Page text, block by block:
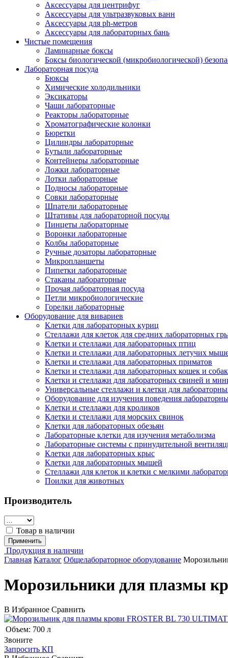
Аксессуары для центрифуг
Аксессуары для ультразвуковых ванн
Аксессуары для ph-метров
Аксессуары для лабораторных бань
Чистые помещения
Ламинарные боксы
Боксы биологической (микробиологической)
Лабораторная посуда
Бюксы
Химические холодильники
Эксикаторы
Чаши лабораторные
Реакторы лабораторные
Хроматографические колонки
Бюретки
Цилиндры лабораторные
Бутыли лабораторные
Контейнеры лабораторные
Ложки лабораторные
Лотки лабораторные
Подносы лабораторные
Совки лабораторные
Шпатели лабораторные
Штативы для лабораторной посуды
Пинцеты лабораторные
Воронки лабораторные
Колбы лабораторные
Ручные дозаторы лабораторные
Микропланшеты
Пипетки лабораторные
Стаканы лабораторные
Прочая лабораторная посуда
Петли микробиологические
Горелки лабораторные
Оборудование для вивариев
Клетки для лабораторных куриц
Стеллажи для клеток для средних лабораторных
Клетки и стеллажи для лабораторных птиц
Клетки и стеллажи для лабораторных летучих
Клетки и стеллажи для лабораторных приматов
Клетки и стеллажи для лабораторных кошек и собак
Клетки и стеллажи для лабораторных свиней и
Универсальные стеллажи и клетки для
Оборудование для изучения поведения
Клетки и стеллажи для кроликов
Клетки и стеллажи для морских свинок
Клетки для лабораторных обезьян
Лабораторные клетки для изучения метаболизма
Лабораторные системы с принудительной
Клетки для лабораторных крыс
Клетки для лабораторных мышей
Стеллажи для клеток и клетки с мелкими
Поилки для животных
Производитель
Товар в наличии
Применить
Продукция в наличии
Главная Каталог Общелабораторное оборудование
Морозильники для плазмы
В Избранное Сравнить
Объем: 700 л
Звоните
Запросить КП